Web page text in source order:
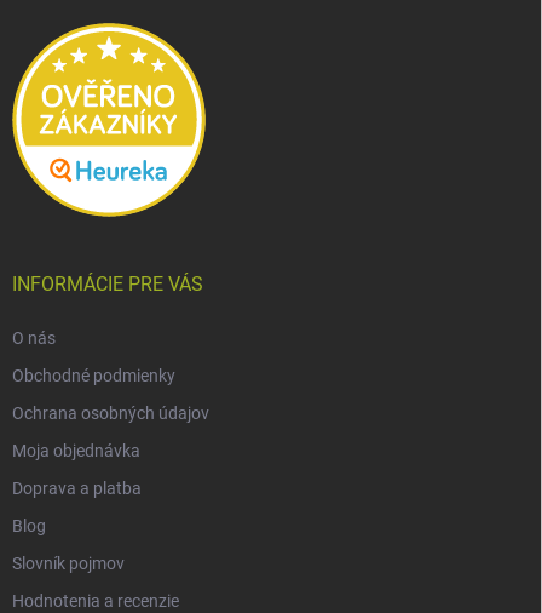
INFORMÁCIE PRE VÁS
O nás
Obchodné podmienky
Ochrana osobných údajov
Moja objednávka
Doprava a platba
Blog
Slovník pojmov
Hodnotenia a recenzie